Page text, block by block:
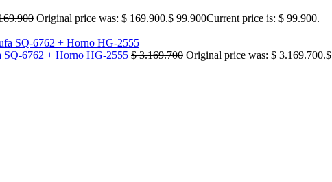
Original price was: $ 169.900.$ 99.900Current price is: $ 99.900.
SQ-6762 + Horno HG-2555 $3.169.700 Original price was: $ 3.169.700.$